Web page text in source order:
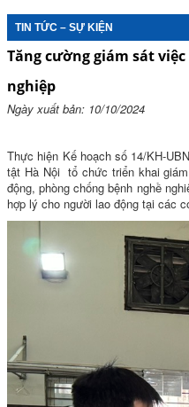
TIN TỨC – SỰ KIỆN
Tăng cường giám sát
nghiệp
Ngày xuất bản: 10/10/2024
Thực hiện Kế hoạch số 14/KH-
tật Hà Nội tổ chức triển khai
động, phòng chống bệnh nghề
hợp lý cho người lao động tại các